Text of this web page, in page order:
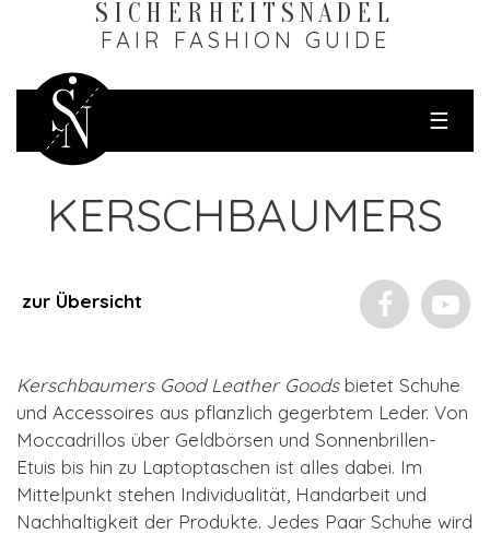
SICHERHEITS­NADEL
FAIR FASHION GUIDE
☰
KERSCHBAUMERS
zur Übersicht
Kerschbaumers Good Leather Goods bietet Schuhe
und Accessoires aus pflanzlich gegerbtem Leder. Von
Moccadrillos über Geldbörsen und Sonnenbrillen-
Etuis bis hin zu Laptoptaschen ist alles dabei. Im
Mittelpunkt stehen Individualität, Handarbeit und
Nachhaltigkeit der Produkte. Jedes Paar Schuhe wird